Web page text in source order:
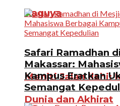
Kaguya
Meniti Jalan Ilahi:
Dunia dan Akhirat
Safari Ramadhan
Makassar:
Kampus Eratkan
Semangat